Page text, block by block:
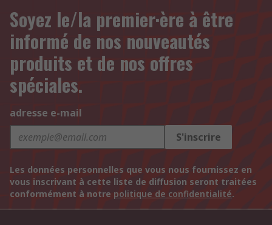
Soyez le/la premier·ère à être
informé de nos nouveautés
produits et de nos offres
spéciales.
adresse e-mail
S'inscrire
Les données personnelles que vous nous fournissez en
vous inscrivant à cette liste de diffusion seront traitées
conformément à notre politique de confidentialité.